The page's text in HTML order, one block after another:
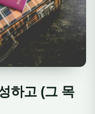
하고 (그 목